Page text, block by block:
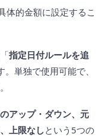
体的金額に設定するこ
指定日付ルールを追
単独で使用可能で、
アップ・ダウン、元
上限なしという5つの